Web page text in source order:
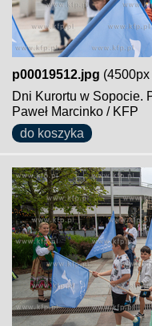
p00019512.jpg
Dni Kurortu w Sopocie.
Paweł Marcinko / KFP
do koszyka